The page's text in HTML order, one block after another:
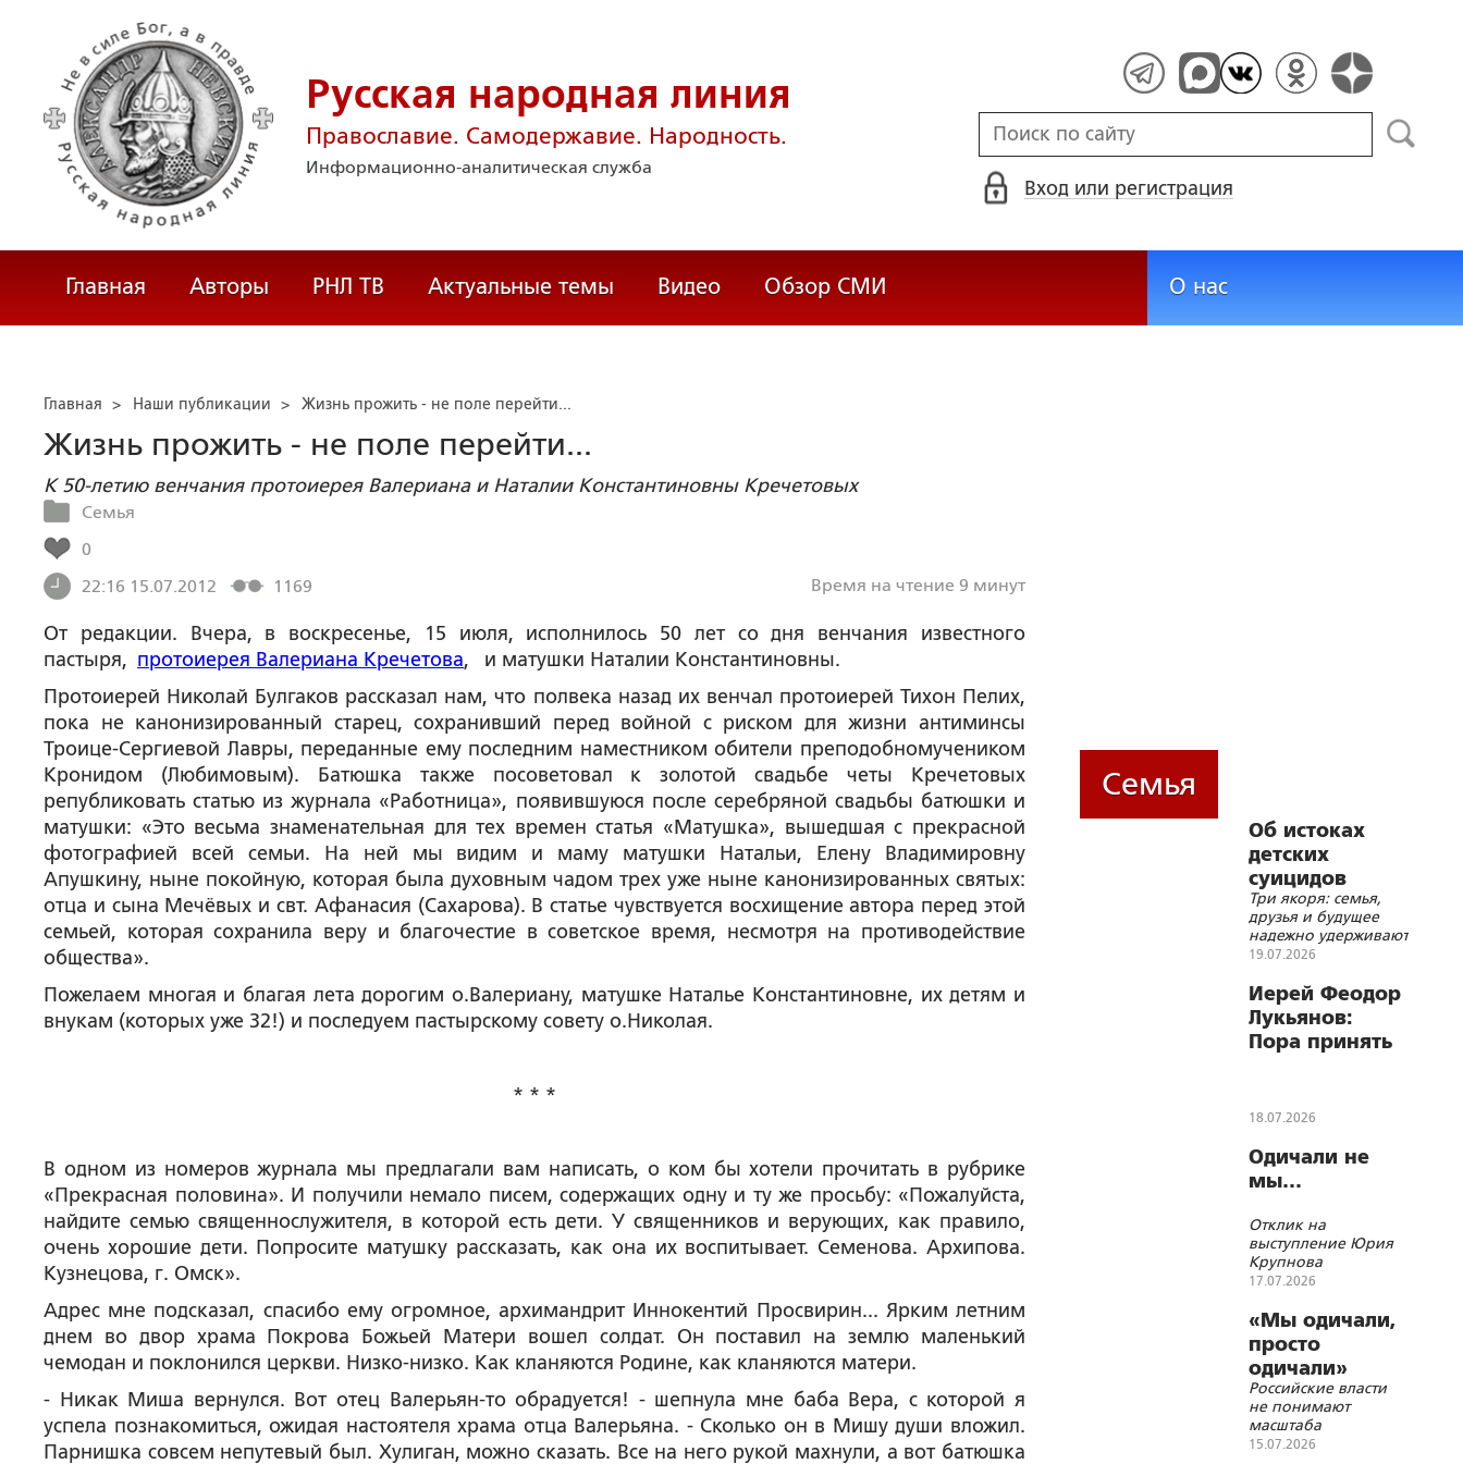
Русская народная линия
Православие. Самодержавие. Народность.
Информационно-аналитическая служба
Вход или регистрация
Главная Авторы РНЛ ТВ Актуальные темы Видео Обзор СМИ О нас
Главная > Наши публикации > Жизнь прожить - не поле перейти...
Жизнь прожить - не поле перейти...
К 50-летию венчания протоиерея Валериана и Наталии Константиновны Кречетовых
Семья
0
22:16 15.07.2012
1169 Время на чтение 9 минут
От редакции. Вчера, в воскресенье, 15 июля, исполнилось 50 лет со дня венчания известного
пастыря, протоиерея Валериана Кречетова, и матушки Наталии Константиновны.
Протоиерей Николай Булгаков рассказал нам, что полвека назад их венчал протоиерей Тихон Пелих,
пока не канонизированный старец, сохранивший перед войной с риском для жизни антиминсы
Троице-Сергиевой Лавры, переданные ему последним наместником обители преподобномучеником
Кронидом (Любимовым). Батюшка также посоветовал к золотой свадьбе четы Кречетовых
републиковать статью из журнала «Работница», появившуюся после серебряной свадьбы батюшки и
матушки: «Это весьма знаменательная для тех времен статья «Матушка», вышедшая с прекрасной
фотографией всей семьи. На ней мы видим и маму матушки Натальи, Елену Владимировну
Апушкину, ныне покойную, которая была духовным чадом трех уже ныне канонизированных святых:
отца и сына Мечёвых и свт. Афанасия (Сахарова). В статье чувствуется восхищение автора перед этой
семьей, которая сохранила веру и благочестие в советское время, несмотря на противодействие
общества».
Пожелаем многая и благая лета дорогим о.Валериану, матушке Наталье Константиновне, их детям и
внукам (которых уже 32!) и последуем пастырскому совету о.Николая.
* * *
В одном из номеров журнала мы предлагали вам написать, о ком бы хотели прочитать в рубрике
«Прекрасная половина». И получили немало писем, содержащих одну и ту же просьбу: «Пожалуйста,
найдите семью священнослужителя, в которой есть дети. У священников и верующих, как правило,
очень хорошие дети. Попросите матушку рассказать, как она их воспитывает. Семенова. Архипова.
Кузнецова, г. Омск».
Адрес мне подсказал, спасибо ему огромное, архимандрит Иннокентий Просвирин... Ярким летним
днем во двор храма Покрова Божьей Матери вошел солдат. Он поставил на землю маленький
чемодан и поклонился церкви. Низко-низко. Как кланяются Родине, как кланяются матери.
- Никак Миша вернулся. Вот отец Валерьян-то обрадуется! - шепнула мне баба Вера, с которой я
успела познакомиться, ожидая настоятеля храма отца Валерьяна. - Сколько он в Мишу души вложил.
Парнишка совсем непутевый был. Хулиган, можно сказать. Все на него рукой махнули, а вот батюшка
Семья
Об истоках
детских
суицидов
Три якоря: семья,
друзья и будущее
надежно удерживают
ребенка в этой
19.07.2026
Иерей Феодор
Лукьянов:
Пора принять
биоэтике
18.07.2026
Одичали не
мы…
Отклик на
выступление Юрия
Крупнова
17.07.2026
«Мы одичали,
просто
одичали»
Российские власти
не понимают
масштаба
демографической
15.07.2026